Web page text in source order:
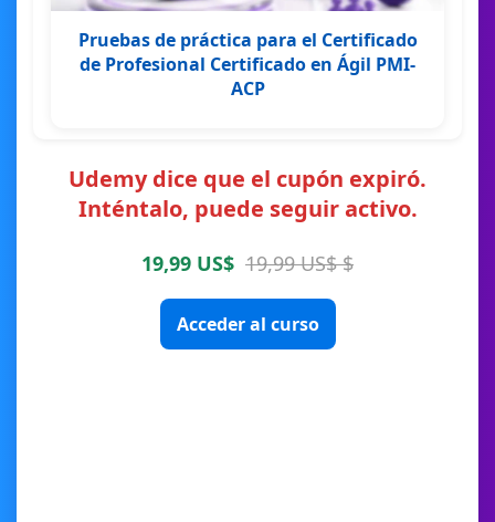
Pruebas de práctica para el Certificado
de Profesional Certificado en Ágil PMI-
ACP
Udemy dice que el cupón expiró.
Inténtalo, puede seguir activo.
19,99 US$ 19,99 US$ $
Acceder al curso